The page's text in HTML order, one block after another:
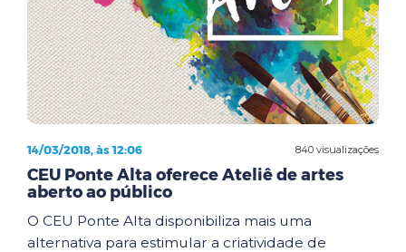
840 visualizações
14/03/2018, às 12:06
CEU Ponte Alta oferece Ateliê de artes
aberto ao público
O CEU Ponte Alta disponibiliza mais uma
alternativa para estimular a criatividade de